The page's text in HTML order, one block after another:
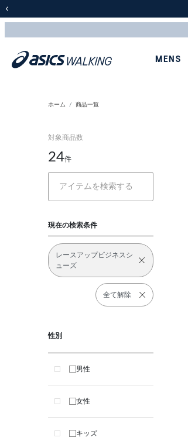
MENS
ホーム 商品一覧
対象商品数
24件
現在の検索条件
レースアップビジネスシ
ューズ
全て解除
性別
男性
女性
キッズ